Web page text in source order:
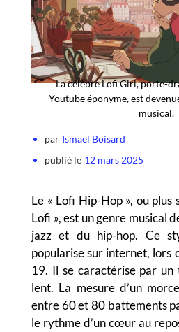
La célèbre Lofi Girl, porte-
Youtube éponyme, est
musical.
par Ismaël Boisard
publié le 12 mars 2025
Le « Lofi Hip-Hop », ou plus
Lofi », est un genre musical
jazz et du hip-hop. Ce
popularise sur internet, lors
19. Il se caractérise par
lent. La mesure d’un
entre 60 et 80 battements
le rythme d’un cœur au